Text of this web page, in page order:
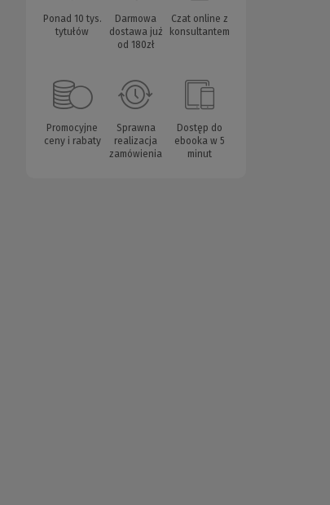
Ponad 10 tys.
tytułów
Darmowa
dostawa już
od 180zł
Czat online z
konsultantem
Promocyjne
ceny i rabaty
Sprawna
realizacja
zamówienia
Dostęp do
ebooka w 5
minut